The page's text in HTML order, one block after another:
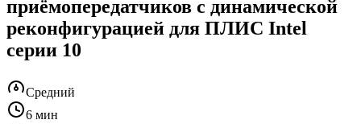
приёмопередатчиков с динамической
реконфигурацией для ПЛИС Intel
серии 10
Средний
6 мин